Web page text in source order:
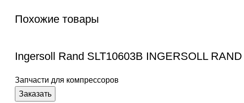
Похожие товары
Ingersoll Rand SLT10603B INGERSOLL
Запчасти для компрессоров
Заказать